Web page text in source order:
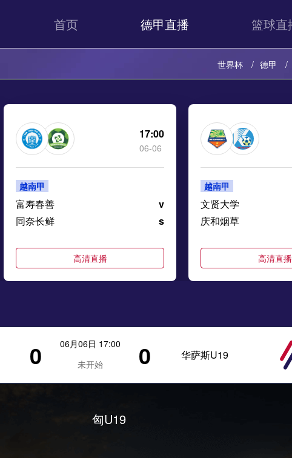
首页 德甲直播 篮球直
世界杯 德甲
17:00
06-06
越南甲
富寿春善
v
同奈长鲜
s
高清直播
越南甲
文贤大学
庆和烟草
高清直播
0
06月06日 17:00
未开始
0 华萨斯U19
匈U19